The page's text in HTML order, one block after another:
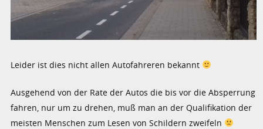
Leider ist dies nicht allen Autofahreren bekannt
Ausgehend von der Rate der Autos die bis vor die Absperrung
fahren, nur um zu drehen, muß man an der Qualifikation der
meisten Menschen zum Lesen von Schildern zweifeln